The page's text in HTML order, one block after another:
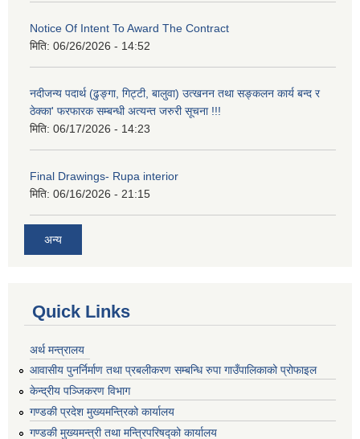
Notice Of Intent To Award The Contract
मिति: 06/26/2026 - 14:52
नदीजन्य पदार्थ (ढुङ्गा, गिट्टी, बालुवा) उत्खनन तथा सङ्कलन कार्य बन्द र
ठेक्का' फरफारक सम्बन्धी अत्यन्त जरुरी सूचना !!!
मिति: 06/17/2026 - 14:23
Final Drawings- Rupa interior
मिति: 06/16/2026 - 21:15
अन्य
Quick Links
अर्थ मन्त्रालय
आवासीय पुनर्निर्माण तथा प्रबलीकरण सम्बन्धि रुपा गाउँपालिकाको प्रोफाइल
केन्द्रीय पञ्जिकरण विभाग
गण्डकी प्रदेश मुख्यमन्त्रिको कार्यालय
गण्डकी मुख्यमन्त्री तथा मन्त्रिपरिषद्को कार्यालय